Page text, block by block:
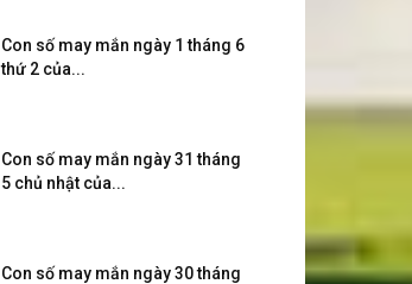
Con số may mắn ngày 1 tháng 6
thứ 2 của...
Con số may mắn ngày 31 tháng
5 chủ nhật của...
Con số may mắn ngày 30 tháng